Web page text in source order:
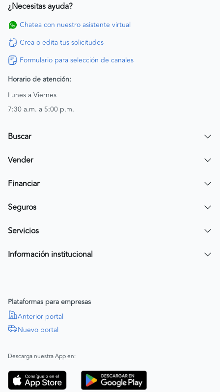
¿Necesitas ayuda?
Chatea con nuestro asistente virtual
Crea o edita tus solicitudes
Formulario para selección de canales
Horario de atención:
Lunes a Viernes
7:30 a.m. a 5:00 p.m.
Buscar
Encuentra un carro
Vender
Publicar mi vehículo
Financiar
Simular crédito
Seguros
Compra tu SOAT
Servicios
Compra y Venta Segura
Información institucional
Política de Derechos Humanos
SAGRILAFT
Código de ética
Línea ética ADL digital Lab
Descarga nuestra App en:
Plataformas para empresas
Anterior portal
Nuevo portal